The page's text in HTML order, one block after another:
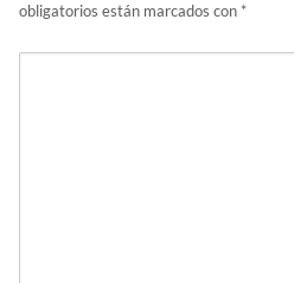
obligatorios están marcados con *